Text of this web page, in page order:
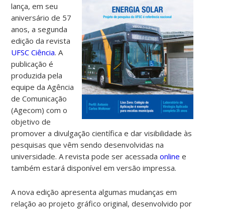
lança, em seu
aniversário de 57
anos, a segunda
edição da revista
UFSC Ciência. A
publicação é
produzida pela
equipe da Agência
de Comunicação
(Agecom) com o
objetivo de
promover a divulgação científica e dar visibilidade às
pesquisas que vêm sendo desenvolvidas na
universidade. A revista pode ser acessadaonline e
também estará disponível em versão impressa.
A nova edição apresenta algumas mudanças em
relação ao projeto gráfico original, desenvolvido por